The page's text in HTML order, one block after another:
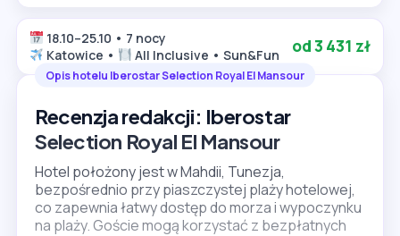
18.10–25.10 • 7 nocy
Katowice •
All Inclusive • Sun&Fun od 3 431 zł
Opis hotelu Iberostar Selection Royal El Mansour
Recenzja redakcji: Iberostar
Selection Royal El Mansour
Hotel położony jest w Mahdii, Tunezja,
bezpośrednio przy piaszczystej plaży hotelowej,
co zapewnia łatwy dostęp do morza i wypoczynku
na plaży. Goście mogą korzystać z bezpłatnych